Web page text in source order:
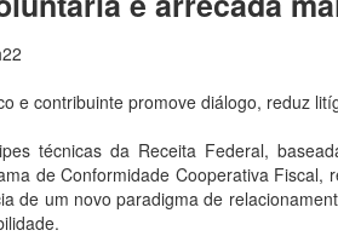
e contribuinte promove diálogo, reduz
técnicas da Receita Federal,
de Conformidade Cooperativa
de um novo paradigma de